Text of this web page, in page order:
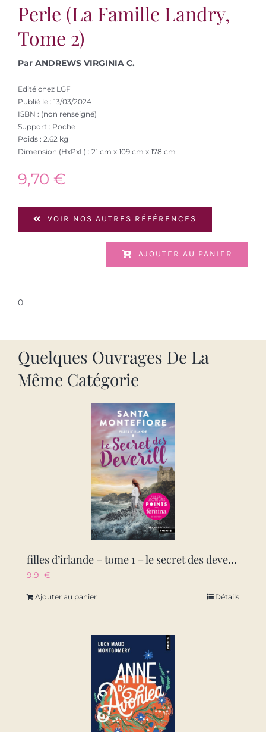
Perle (la Famille Landry,
Tome 2)
Par ANDREWS VIRGINIA C.
Edité chez LGF
Publié le : 13/03/2024
ISBN : (non renseigné)
Support : Poche
Poids : 2.62 kg
Dimension (HxPxL) : 21 cm x 109 cm x 178 cm
9,70 €
VOIR NOS AUTRES RÉFÉRENCES
AJOUTER AU PANIER
0
Quelques Ouvrages De La
Même Catégorie
filles d’irlande – tome 1 – le secret des deverill
9.9 €
Ajouter au panier Détails